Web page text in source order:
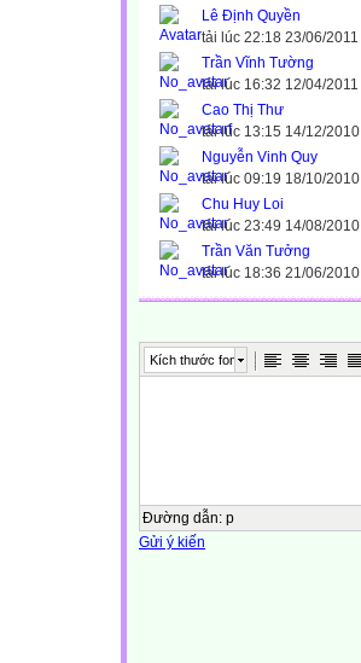
Lê Định Quyền
tải lúc 22:18 23/06/2011
Trần Vĩnh Tường
tải lúc 16:32 12/04/2011
Cao Thị Thư
tải lúc 13:15 14/12/2010
Nguyễn Vinh Quy
tải lúc 09:19 18/10/2010
Chu Huy Loi
tải lúc 23:49 14/08/2010
Trần Văn Tưởng
tải lúc 18:36 21/06/2010
Kích thước font
Đường dẫn: p
Gửi ý kiến